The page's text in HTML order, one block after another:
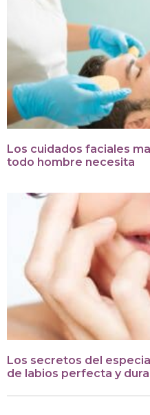
Los cuidados faciales
todo hombre necesita
Los secretos del
de labios perfecta y